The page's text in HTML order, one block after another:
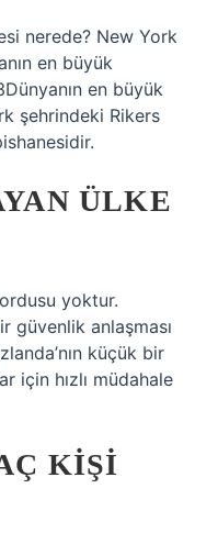
nerede? New York
en büyük
en büyük
şehrindeki Rikers
ÜLKE
yoktur.
güvenlik anlaşması
küçük bir
için hızlı müdahale
KIŞI